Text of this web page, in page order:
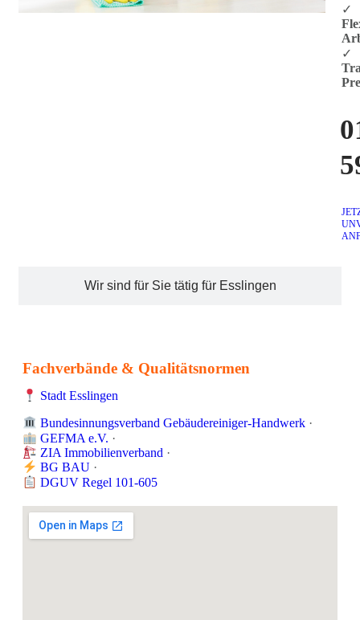
Wir sind für Sie tätig für Esslingen
✓
✓
Fachverbände & Qualitätsnormen
Stadt Esslingen
Bundesinnungsverband Gebäudereiniger-Handwerk ·
GEFMA e.V. ·
ZIA Immobilienverband ·
BG BAU ·
DGUV Regel 101-605